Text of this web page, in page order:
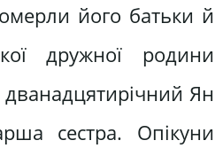
його батьки й
дружної родини
Ян
сестра. Опікуни